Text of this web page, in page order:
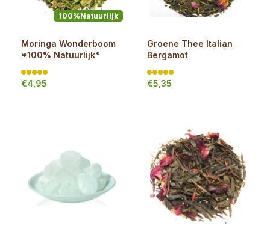
100%Natuurlijk
Moringa Wonderboom
*100% Natuurlijk*
€4,95
Groene Thee Italian
Bergamot
€5,35